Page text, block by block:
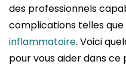
des professionnels
complications telles que
inflammatoire. Voici
pour vous aider dans ce